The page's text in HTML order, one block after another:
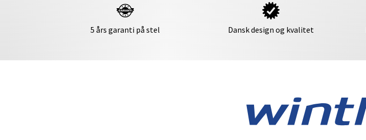
5 års garanti på stel Dansk design og kvalitet